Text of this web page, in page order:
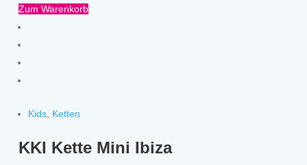
Zum Warenkorb
Kids Ketten
KKI Kette Mini Ibiza